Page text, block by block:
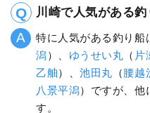
川崎で人気がある
特に人気がある釣り船
潟）、 ゆうせい丸 （ 片
乙舳）、池田丸 （腰越
八景平潟）ですが、他
す。